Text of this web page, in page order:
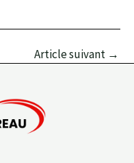
Article suivant →